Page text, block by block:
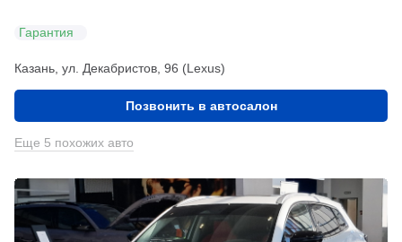
Гарантия
Казань, ул. Декабристов, 96 (Lexus)
Позвонить в автосалон
Еще 5 похожих авто